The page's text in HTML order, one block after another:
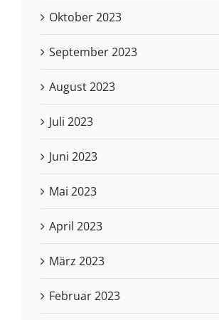
Oktober 2023
September 2023
August 2023
Juli 2023
Juni 2023
Mai 2023
April 2023
März 2023
Februar 2023